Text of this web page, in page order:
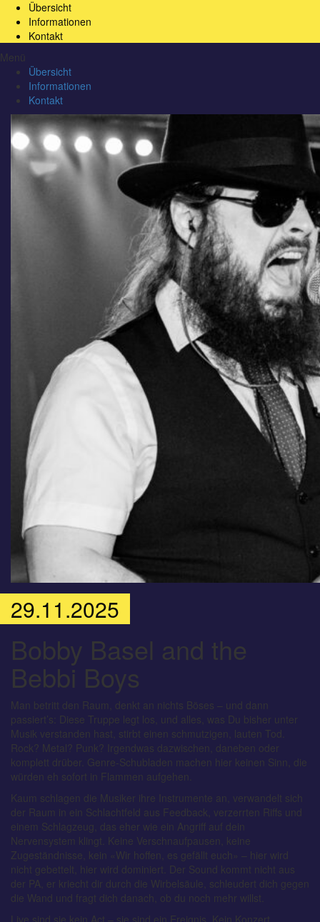
Übersicht
Informationen
Kontakt
Menü
Übersicht
Informationen
Kontakt
29.11.2025
Bobby Basel and the
Bebbi Boys
Man betritt den Raum, denkt an nichts Böses – und dann
passiert’s: Diese Truppe legt los, und alles, was Du bisher unter
Musik verstanden hast, stirbt einen schmutzigen, lauten Tod.
Rock? Metal? Punk? Irgendwas dazwischen, daneben oder
komplett drüber. Genre-Schubladen machen hier keinen Sinn, die
würden eh sofort in Flammen aufgehen.
Kaum schlagen die Musiker ihre Instrumente an, verwandelt sich
der Raum in ein Schlachtfeld aus Feedback, verzerrten Riffs und
einem Schlagzeug, das eher wie ein Angriff auf dein
Nervensystem klingt. Keine Verschnaufpausen, keine
Zugeständnisse, kein «Wir hoffen, es gefällt euch» – hier wird
nicht gebettelt, hier wird dominiert. Der Sound kommt nicht aus
der PA, er kriecht dir durch die Wirbelsäule, schleudert dich gegen
die Wand und fragt dich danach, ob du noch mehr willst.
Live sind sie kein Act – sie sind ein Ereignis. Kein Konzert,